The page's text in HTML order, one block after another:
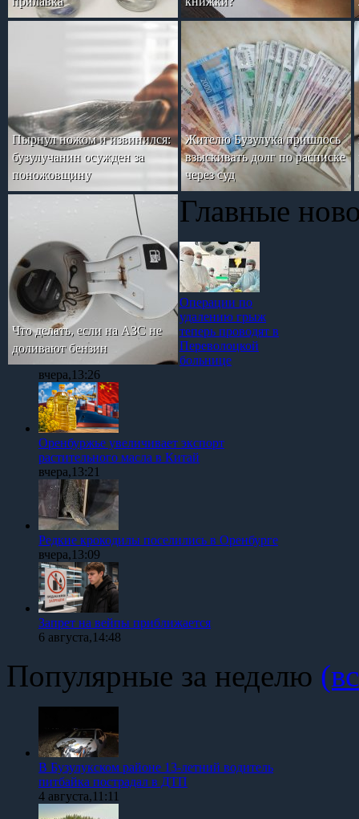
Пырнул ножом и извинился:
бузулучанин осужден за
поножовщину
Жителю Бузулука пришлось
взыскивать долг по расписке
через суд
Что делать, если на АЗС не
доливают бензин
Главные
Операции по
удалению грыж
теперь проводят в
Переволоцкой
больнице
вчера,13:26
Оренбуржье увеличивает экспорт
растительного масла в Китай
вчера,13:21
Редкие крокодилы поселились в Оренбурге
вчера,13:09
Запрет на вейпы приближается
6 августа,14:48
Популярные за неделю
В Бузулукском районе 13-летний водитель
питбайка пострадал в ДТП
4 августа,11:11